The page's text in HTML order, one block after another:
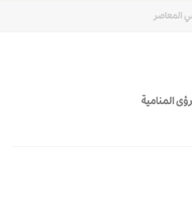
المعاصر
المنامية